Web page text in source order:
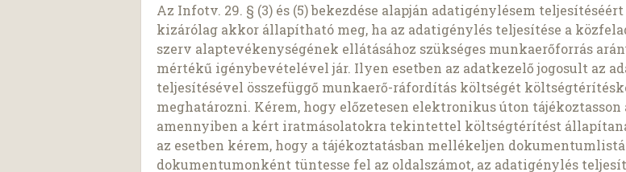
Az Infotv. 29. § (3) és (5) bekezdése alapján adatigénylésem
kizárólag akkor állapítható meg, ha az adatigénylés teljesítése a
szerv alaptevékenységének ellátásához szükséges munkaerőforrás
mértékű igénybevételével jár. Ilyen esetben az adatkezelő jogosult az
teljesítésével összefüggő munkaerő-ráfordítás költségét
meghatározni. Kérem, hogy előzetesen elektronikus úton tájékoztasson
amennyiben a kért iratmásolatokra tekintettel költségtérítést állapítana
az esetben kérem, hogy a tájékoztatásban mellékeljen
dokumentumonként tüntesse fel az oldalszámot, az adatigénylés